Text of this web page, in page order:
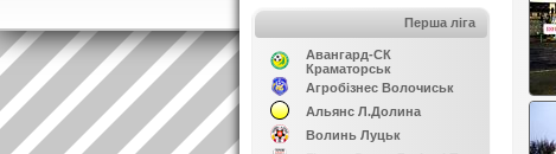
Перша ліга
Авангард-СК
Краматорськ
Агробізнес Волочиськ
Альянс Л.Долина
Волинь Луцьк